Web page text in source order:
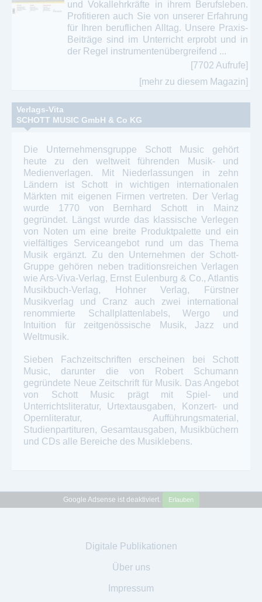
und Vokallehrkräfte in ihrem Berufsleben.
Profitieren auch Sie von unserer Erfahrung
für Ihren beruflichen Alltag. Unsere Praxis-
Beiträge sind im Unterricht erprobt und in
der Regel instrumentenübergreifend ...
[7702 Aufrufe]
[mehr zu diesem Magazin]
Verlags-Vita
SCHOTT MUSIC GmbH & Co KG
Die Unternehmensgruppe Schott Music gehört
heute zu den weltweit führenden Musik- und
Medienverlagen. Mit Niederlassungen in zehn
Ländern ist Schott in wichtigen internationalen
Märkten mit eigenen Firmen vertreten. Der Verlag
wurde 1770 von Bernhard Schott in Mainz
gegründet. Längst wurde das klassische Verlegen
von Noten um eine breite Produktpalette und ein
vielfältiges Serviceangebot rund um das Thema
Musik ergänzt. Zu den Unternehmen der Schott-
Gruppe gehören neben traditionsreichen Verlagen
wie Ars-Viva-Verlag, Ernst Eulenburg & Co., Atlantis
Musikbuch-Verlag, Hohner Verlag, Fürstner
Musikverlag und Cranz auch zwei international
renommierte Schallplattenlabels, Wergo und
Intuition für zeitgenössische Musik, Jazz und
Weltmusik.
Sieben Fachzeitschriften erscheinen bei Schott
Music, darunter die von Robert Schumann
gegründete Neue Zeitschrift für Musik. Das Angebot
von Schott Music prägt mit Spiel- und
Unterrichtsliteratur, Urtextausgaben, Konzert- und
Opernliteratur, Aufführungsmaterial,
Studienpartituren, Gesamtausgaben, Musikbüchern
und CDs alle Bereiche des Musiklebens.
Google Adsense ist deaktiviert. Erlauben
Digitale Publikationen
Über uns
Impressum